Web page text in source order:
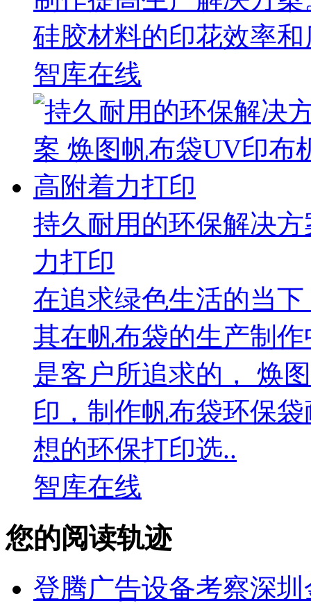
硅胶材料的印花效率
智库在线
持久耐用的环保解决
力打印
在追求绿色生活的当
其在帆布袋的生产制
是客户所追求的， 焕
印，制作帆布袋环保
想的环保打印选..
智库在线
您的阅读轨迹
登腾广告设备考察深